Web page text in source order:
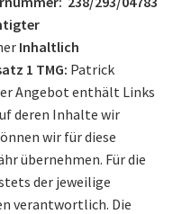
Inhaltlich
1 TMG: Patrick
Angebot enthält Links
deren Inhalte wir
wir für diese
übernehmen. Für die
der jeweilige
verantwortlich. Die